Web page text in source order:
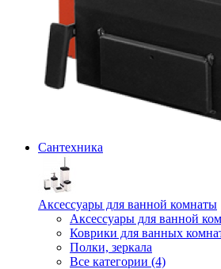
Сантехника
Аксессуары для ванной комнаты
Аксессуары для ванной
Коврики для ванных
Полки, зеркала
Все категории (4)